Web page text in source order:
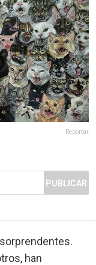
Reportar
PUBLICAR
han